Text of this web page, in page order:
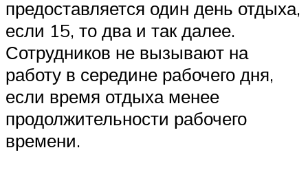
предоставляется один день отдыха,
если 15, то два и так далее.
Сотрудников не вызывают на
работу в середине рабочего дня,
если время отдыха менее
продолжительности рабочего
времени.